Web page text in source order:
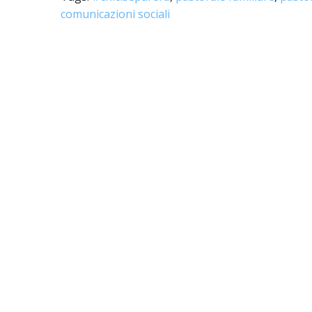
comunicazioni sociali